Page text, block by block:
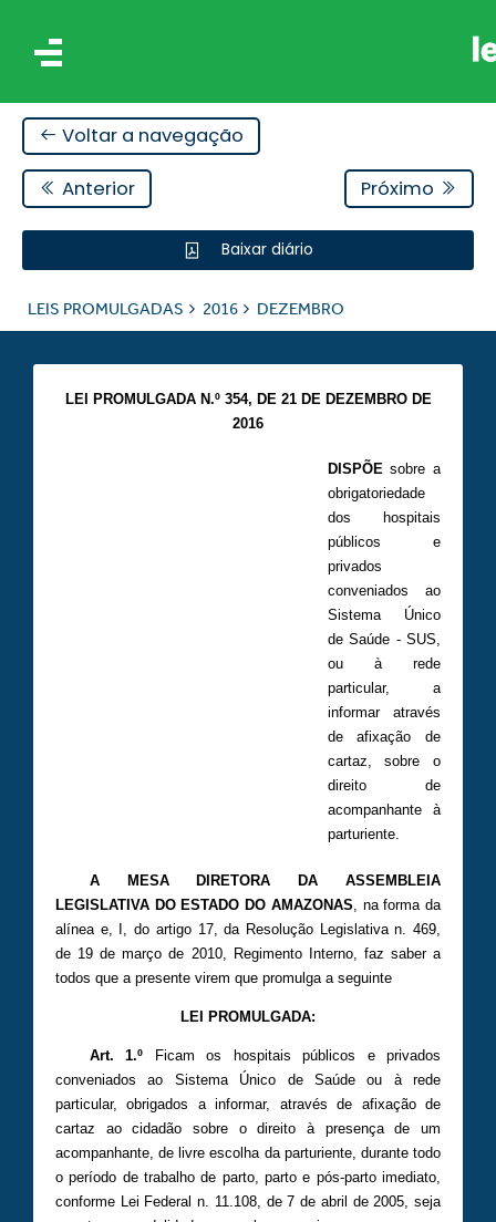
Voltar a navegação
Anterior Próximo
Baixar diário
LEIS PROMULGADAS 2016 DEZEMBRO
LEI PROMULGADA N.º 354, DE 21 DE DEZEMBRO DE
2016
DISPÕEsobre a
obrigatoriedade
dos hospitais
públicos e
privados
conveniados ao
Sistema Único
de Saúde - SUS,
ou à rede
particular, a
informar através
de afixação de
cartaz, sobre o
direito de
acompanhante à
parturiente.
A MESA DIRETORA DA ASSEMBLEIA
LEGISLATIVA DO ESTADO DO AMAZONAS , na forma da
alínea e, I, do artigo 17, da Resolução Legislativa n. 469,
de 19 de março de 2010, Regimento Interno, faz saber a
todos que a presente virem que promulga a seguinte
LEI PROMULGADA:
Art. 1.º Ficam os hospitais públicos e privados
conveniados ao Sistema Único de Saúde ou à rede
particular, obrigados a informar, através de afixação de
cartaz ao cidadão sobre o direito à presença de um
acompanhante, de livre escolha da parturiente, durante todo
o período de trabalho de parto, parto e pós-parto imediato,
conforme Lei Federal n. 11.108, de 7 de abril de 2005, seja